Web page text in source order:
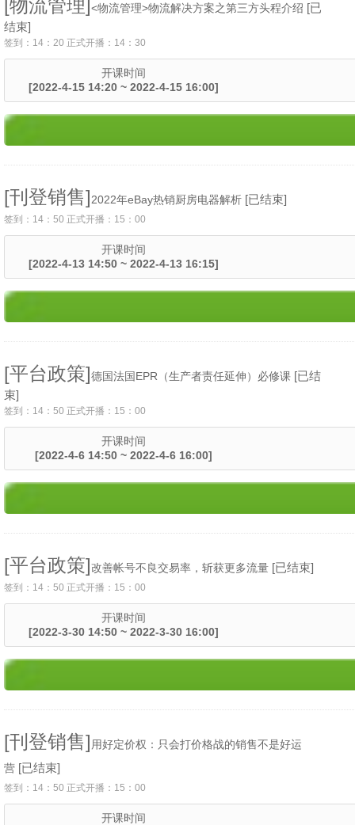
[物流管理]<物流管理>物流解决方案之第三方头程介绍 [已
结束]
签到：14：20 正式开播：14：30
开课时间
[2022-4-15 14:20 ~ 2022-4-15 16:00]
[刊登销售]2022年eBay热销厨房电器解析 [已结束]
签到：14：50 正式开播：15：00
开课时间
[2022-4-13 14:50 ~ 2022-4-13 16:15]
[平台政策]德国法国EPR（生产者责任延伸）必修课 [已结
束]
签到：14：50 正式开播：15：00
开课时间
[2022-4-6 14:50 ~ 2022-4-6 16:00]
[平台政策]改善帐号不良交易率，斩获更多流量 [已结束]
签到：14：50 正式开播：15：00
开课时间
[2022-3-30 14:50 ~ 2022-3-30 16:00]
[刊登销售] 用好定价权：只会打价格战的销售不是好运
营 [已结束]
签到：14：50 正式开播：15：00
开课时间